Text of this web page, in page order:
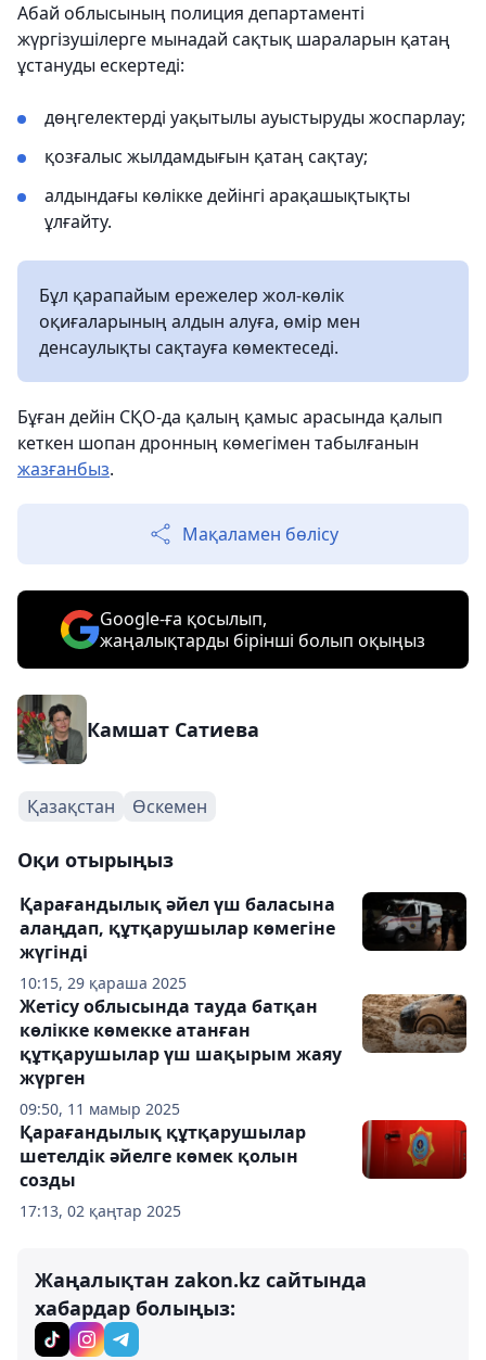
Абай облысының полиция департаменті
жүргізушілерге мынадай сақтық шараларын қатаң
ұстануды ескертеді:
дөңгелектерді уақытылы ауыстыруды жоспарлау;
қозғалыс жылдамдығын қатаң сақтау;
алдындағы көлікке дейінгі арақашықтықты
ұлғайту.
Бұл қарапайым ережелер жол-көлік
оқиғаларының алдын алуға, өмір мен
денсаулықты сақтауға көмектеседі.
Бұған дейін СҚО-да қалың қамыс арасында қалып
кеткен шопан дронның көмегімен табылғанын
жазғанбыз.
Мақаламен бөлісу
Google-ға қосылып,
жаңалықтарды бірінші болып оқыңыз
Камшат Сатиева
Қазақстан Өскемен
Оқи отырыңыз
10:15, 29 қараша 2025
Қарағандылық әйел үш баласына
алаңдап, құтқарушылар көмегіне
жүгінді
09:50, 11 мамыр 2025
Жетісу облысында тауда батқан
көлікке көмекке атанған
құтқарушылар үш шақырым жаяу
жүрген
17:13, 02 қаңтар 2025
Қарағандылық құтқарушылар
шетелдік әйелге көмек қолын
созды
Жаңалықтан zakon.kz сайтында
хабардар болыңыз: